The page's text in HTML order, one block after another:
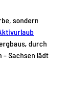
sondern
durch
Sachsen lädt